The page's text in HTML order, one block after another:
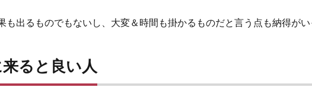
も出るものでもないし、大変＆時間も掛かるものだと言う点も納得がい
ると良い人